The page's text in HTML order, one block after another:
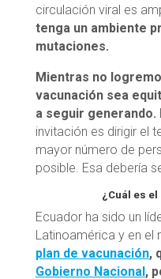
circulación viral es
tenga un ambiente
mutaciones.
Mientras no
vacunación sea
a seguir generando.
invitación es dirigir el
mayor número de
posible. Esa debería
¿Cuál es
Ecuador ha sido un
Latinoamérica y en el
plan de vacunación,
Gobierno Nacional,